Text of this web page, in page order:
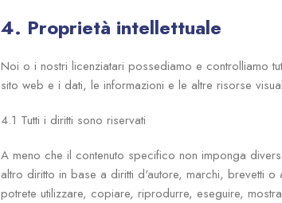
4. Proprietà intellettuale
Noi o i nostri licenziatari possediamo e controlliamo
sito web e i dati, le informazioni e le altre risorse
4.1 Tutti i diritti sono riservati
A meno che il contenuto specifico non imponga
altro diritto in base a diritti d'autore, marchi, brevetti
potrete utilizzare, copiare, riprodurre, eseguire,